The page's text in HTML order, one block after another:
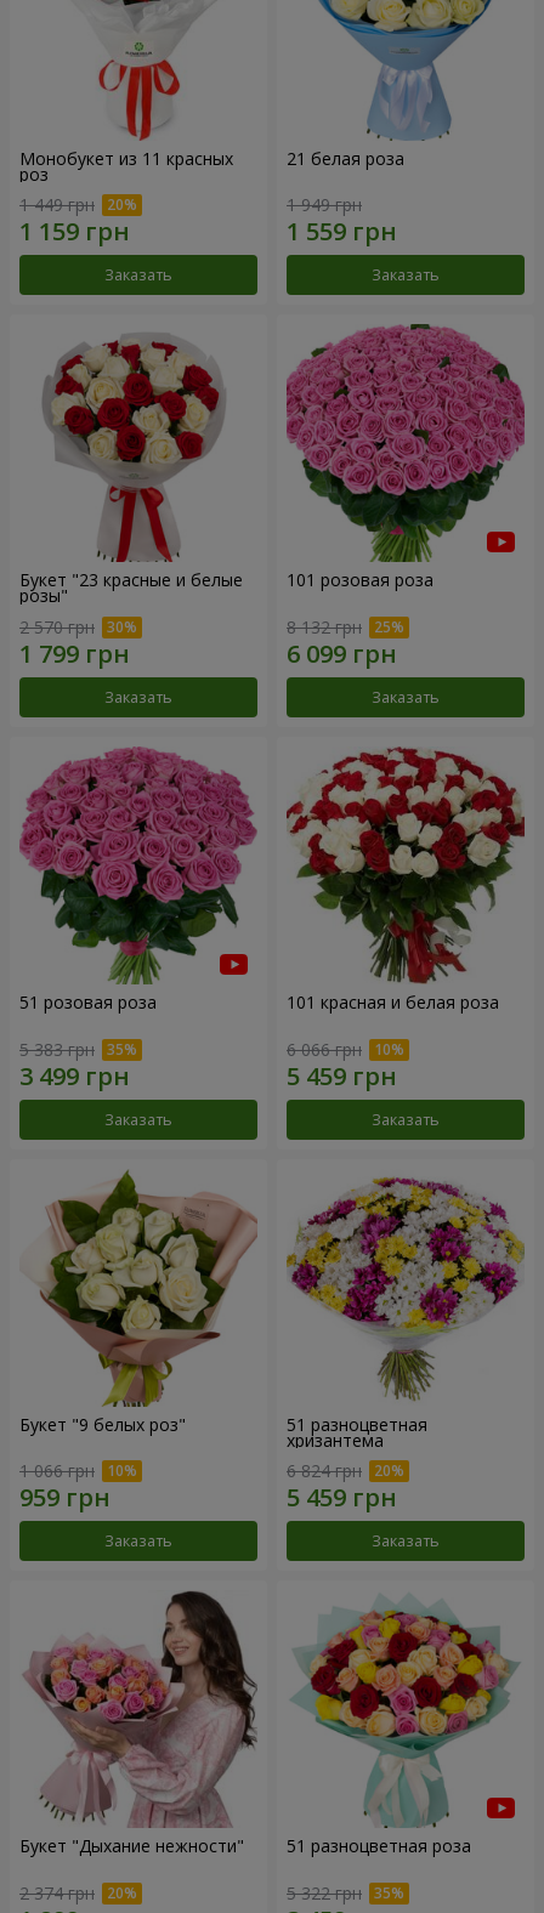
Монобукет из 11 красных
роз
1 449 грн
Заказать
21 белая роза
1 949 грн
Заказать
Букет "23 красные и белые
розы"
2 570 грн
Заказать
101 розовая роза
8 132 грн
Заказать
51 розовая роза
5 383 грн
Заказать
101 красная и белая роза
6 066 грн
Заказать
Букет "9 белых роз"
1 066 грн
Заказать
51 разноцветная
хризантема
6 824 грн
Заказать
Букет "Дыхание нежности"
2 374 грн
51 разноцветная роза
5 322 грн